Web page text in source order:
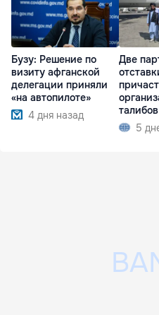
Бузу: Решение по
визиту афганской
делегации приняли
«на автопилоте»
4 дня назад
Две
талибов
5